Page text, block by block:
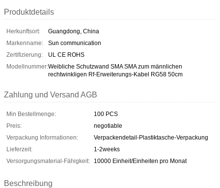
Produktdetails
Herkunftsort:
Guangdong, China
Markenname:
Sun communication
Zertifizierung:
UL CE ROHS
Modellnummer:Weibliche Schutzwand SMA SMA zum männlichen
rechtwinkligen Rf-Erweiterungs-Kabel RG58 50cm
Zahlung und Versand AGB
Min Bestellmenge:
100 PCS
Preis:
negotiable
Verpackung Informationen:
Verpackendetail-Plastiktasche-Verpackung
Lieferzeit:
1-2weeks
Versorgungsmaterial-Fähigkeit:
10000 Einheit/Einheiten pro Monat
Beschreibung